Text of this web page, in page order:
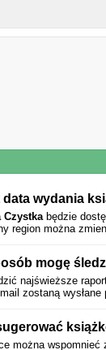
data wydania
Czystkabędzie
region można
mogę
najświeższe
zostaną
można wspomnieć